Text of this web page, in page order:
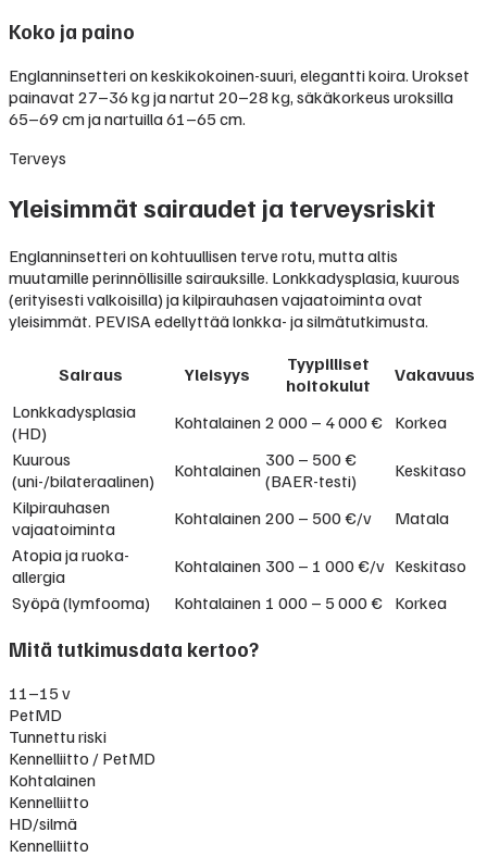
Koko ja paino
Englanninsetteri on keskikokoinen-suuri, elegantti koira. Urokset
painavat 27–36 kg ja nartut 20–28 kg, säkäkorkeus uroksilla
65–69 cm ja nartuilla 61–65 cm.
Terveys
Yleisimmät sairaudet ja terveysriskit
Englanninsetteri on kohtuullisen terve rotu, mutta altis
muutamille perinnöllisille sairauksille. Lonkkadysplasia, kuurous
(erityisesti valkoisilla) ja kilpirauhasen vajaatoiminta ovat
yleisimmät. PEVISA edellyttää lonkka- ja silmätutkimusta.
Sairaus Yleisyys
Tyypilliset
hoitokulut
Vakavuus
Lonkkadysplasia
(HD)
Kohtalainen 2 000 – 4 000 € Korkea
Kuurous
(uni-/bilateraalinen)
Kohtalainen 300 – 500 €
(BAER-testi)
Keskitaso
Kilpirauhasen
vajaatoiminta
Kohtalainen 200 – 500 €/v
Matala
Atopia ja ruoka-
allergia
Kohtalainen 300 – 1 000 €/v Keskitaso
Syöpä (lymfooma)
Kohtalainen 1 000 – 5 000 € Korkea
Mitä tutkimusdata kertoo?
11–15 v
PetMD
Tunnettu riski
Kennelliitto / PetMD
Kohtalainen
Kennelliitto
HD/silmä
Kennelliitto